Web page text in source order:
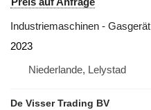
Industriemaschinen - Gasgerät
2023
Niederlande, Lelystad
De Visser Trading BV